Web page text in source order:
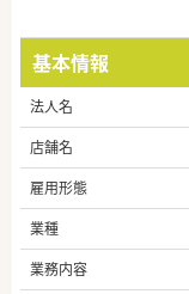
基本情報
法人名
店舗名
雇用形態
業種
業務内容